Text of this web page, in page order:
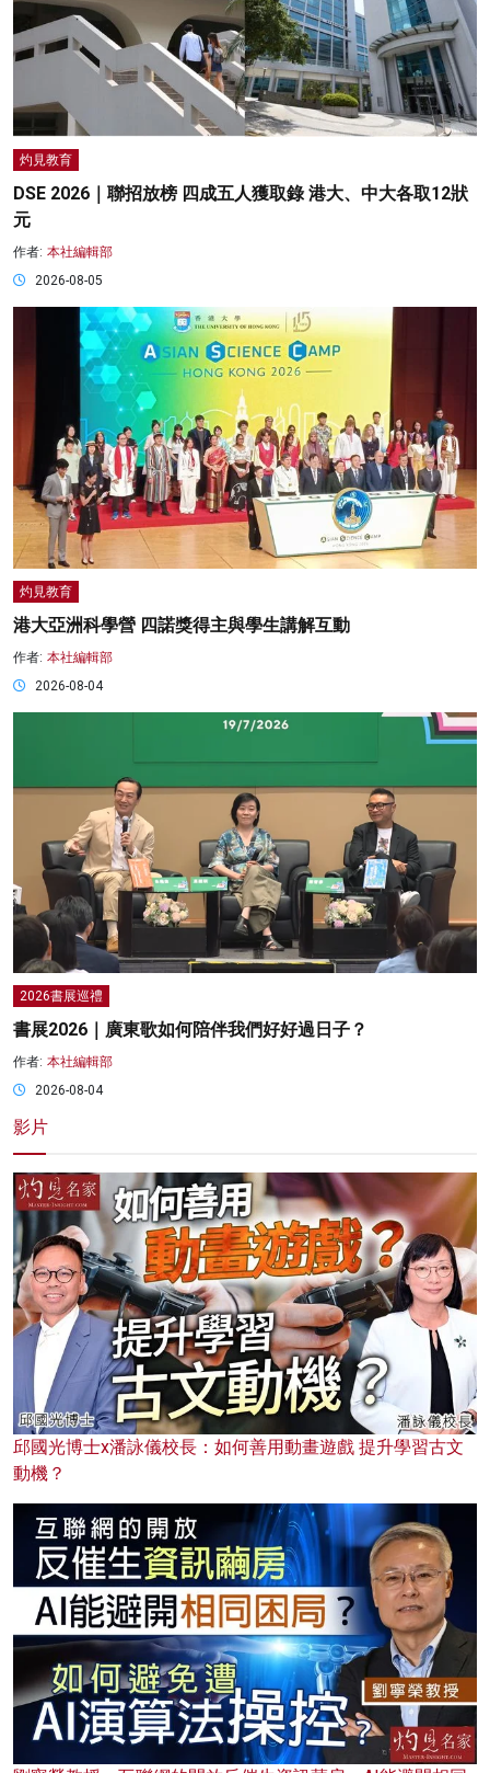
灼見教育
DSE 2026｜聯招放榜 四成五人獲取錄 港大、中大各取12狀
元
作者: 本社編輯部
2026-08-05
灼見教育
港大亞洲科學營 四諾獎得主與學生講解互動
作者: 本社編輯部
2026-08-04
2026書展巡禮
書展2026｜廣東歌如何陪伴我們好好過日子？
作者: 本社編輯部
2026-08-04
影片
邱國光博士x潘詠儀校長：如何善用動畫遊戲 提升學習古文
動機？